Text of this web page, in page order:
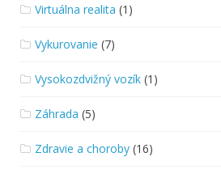
Virtuálna realita (1)
Vykurovanie (7)
Vysokozdvižný vozík (1)
Záhrada (5)
Zdravie a choroby (16)